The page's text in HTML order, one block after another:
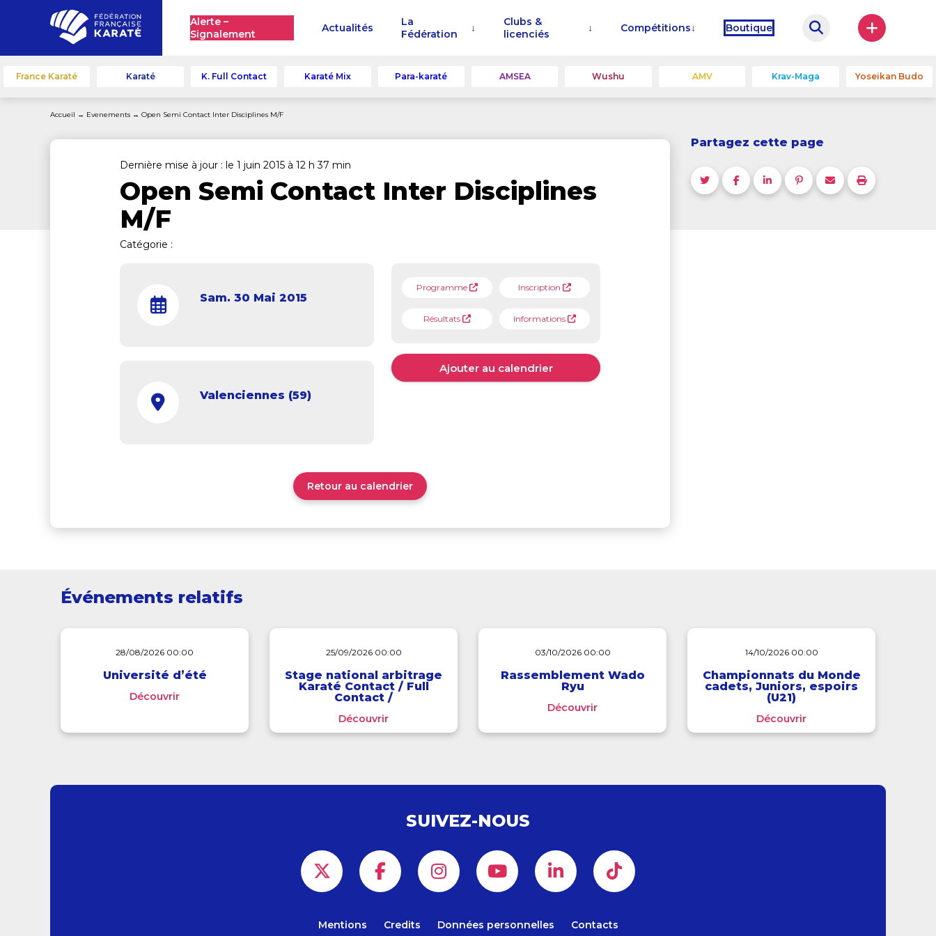
Alerte –
Signalement
Actualités
La
Fédération
Clubs &
licenciés
Compétitions Boutique
France Karaté Karaté K. Full Contact Karaté Mix Para-karaté AMSEA Wushu AMV Krav-Maga Yoseikan Budo
Accueil → Evenements → Open Semi Contact Inter Disciplines M/F
Dernière mise à jour : le 1 juin 2015 à 12 h 37 min
Open Semi Contact Inter Disciplines
M/F
Catégorie :
Sam. 30 Mai 2015
Valenciennes (59)
Programme Inscription
Résultats Informations
Ajouter au calendrier
Retour au calendrier
Partagez cette page
Événements relatifs
28/08/2026 00:00
Université d’été
Découvrir
25/09/2026 00:00
Stage national arbitrage
Karaté Contact / Full
Contact /
Découvrir
03/10/2026 00:00
Rassemblement Wado
Ryu
Découvrir
14/10/2026 00:00
Championnats du Monde
cadets, Juniors, espoirs
(U21)
Découvrir
SUIVEZ-NOUS
Mentions Credits Données personnelles Contacts